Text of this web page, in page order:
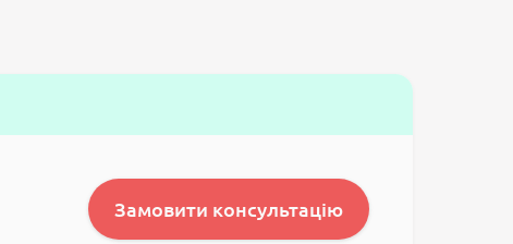
Замовити консультацію